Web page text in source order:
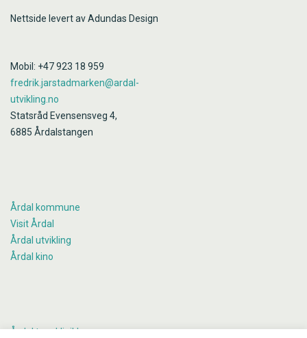
Nettside levert av Adundas Design
Mobil: +47 923 18 959
fredrik.jarstadmarken@ardal-
utvikling.no
Statsråd Evensensveg 4,
6885 Årdalstangen
Årdal kommune
Visit Årdal
Årdal utvikling
Årdal kino
Årdal tannklinikk